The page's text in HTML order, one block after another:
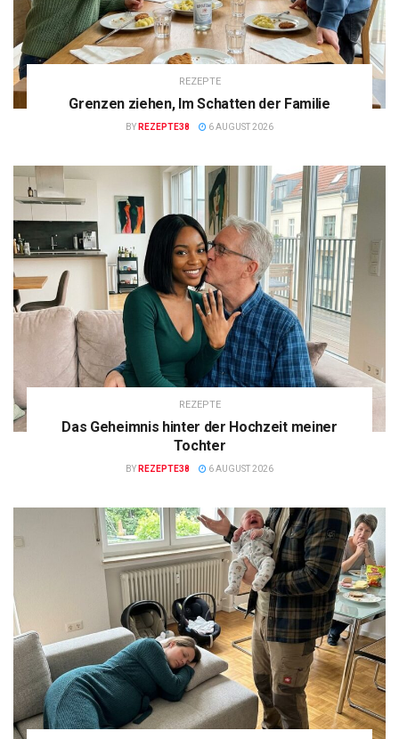
REZEPTE
Grenzen ziehen, Im Schatten der Familie
BY REZEPTE38 6 AUGUST 2026
REZEPTE
Das Geheimnis hinter der Hochzeit meiner
Tochter
BY REZEPTE38 6 AUGUST 2026